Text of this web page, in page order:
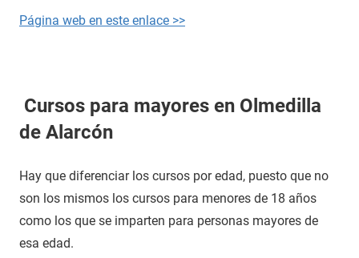
Página web en este enlace >>
Cursos para mayores en Olmedilla
de Alarcón
Hay que diferenciar los cursos por edad, puesto que no
son los mismos los cursos para menores de 18 años
como los que se imparten para personas mayores de
esa edad.